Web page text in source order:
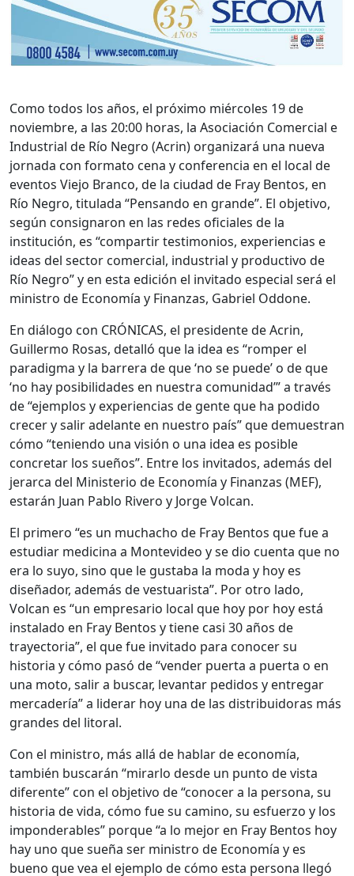
Como todos los años, el próximo miércoles 19 de
noviembre, a las 20:00 horas, la Asociación Comercial e
Industrial de Río Negro (Acrin) organizará una nueva
jornada con formato cena y conferencia en el local de
eventos Viejo Branco, de la ciudad de Fray Bentos, en
Río Negro, titulada “Pensando en grande”. El objetivo,
según consignaron en las redes oficiales de la
institución, es “compartir testimonios, experiencias e
ideas del sector comercial, industrial y productivo de
Río Negro” y en esta edición el invitado especial será el
ministro de Economía y Finanzas, Gabriel Oddone.
En diálogo con CRÓNICAS, el presidente de Acrin,
Guillermo Rosas, detalló que la idea es “romper el
paradigma y la barrera de que ‘no se puede’ o de que
‘no hay posibilidades en nuestra comunidad’” a través
de “ejemplos y experiencias de gente que ha podido
crecer y salir adelante en nuestro país” que demuestran
cómo “teniendo una visión o una idea es posible
concretar los sueños”. Entre los invitados, además del
jerarca del Ministerio de Economía y Finanzas (MEF),
estarán Juan Pablo Rivero y Jorge Volcan.
El primero “es un muchacho de Fray Bentos que fue a
estudiar medicina a Montevideo y se dio cuenta que no
era lo suyo, sino que le gustaba la moda y hoy es
diseñador, además de vestuarista”. Por otro lado,
Volcan es “un empresario local que hoy por hoy está
instalado en Fray Bentos y tiene casi 30 años de
trayectoria”, el que fue invitado para conocer su
historia y cómo pasó de “vender puerta a puerta o en
una moto, salir a buscar, levantar pedidos y entregar
mercadería” a liderar hoy una de las distribuidoras más
grandes del litoral.
Con el ministro, más allá de hablar de economía,
también buscarán “mirarlo desde un punto de vista
diferente” con el objetivo de “conocer a la persona, su
historia de vida, cómo fue su camino, su esfuerzo y los
imponderables” porque “a lo mejor en Fray Bentos hoy
hay uno que sueña ser ministro de Economía y es
bueno que vea el ejemplo de cómo esta persona llegó